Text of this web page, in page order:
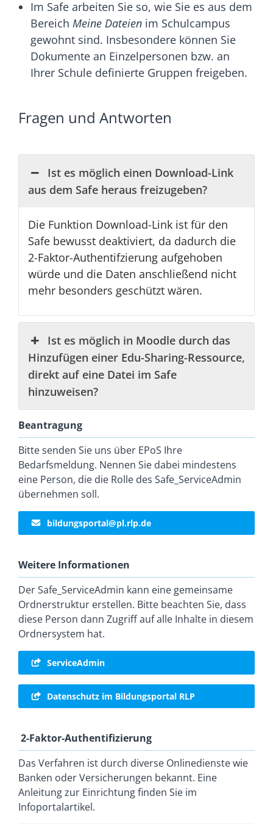
Im Safe arbeiten Sie so, wie Sie es aus dem
Bereich Meine Dateien im Schulcampus
gewohnt sind. Insbesondere können Sie
Dokumente an Einzelpersonen bzw. an
Ihrer Schule definierte Gruppen freigeben.
Fragen und Antworten
Ist es möglich einen Download-Link
aus dem Safe heraus freizugeben?
Die Funktion Download-Link ist für den
Safe bewusst deaktiviert, da dadurch die
2-Faktor-Authentifzierung aufgehoben
würde und die Daten anschließend nicht
mehr besonders geschützt wären.
Ist es möglich in Moodle durch das
Hinzufügen einer Edu-Sharing-Ressource,
direkt auf eine Datei im Safe
hinzuweisen?
Beantragung
Bitte senden Sie uns über EPoS Ihre
Bedarfsmeldung. Nennen Sie dabei mindestens
eine Person, die die Rolle des Safe_ServiceAdmin
übernehmen soll.
bildungsportal@pl.rlp.de
Weitere Informationen
Der Safe_ServiceAdmin kann eine gemeinsame
Ordnerstruktur erstellen. Bitte beachten Sie, dass
diese Person dann Zugriff auf alle Inhalte in diesem
Ordnersystem hat.
ServiceAdmin
Datenschutz im Bildungsportal RLP
2-Faktor-Authentifizierung
Das Verfahren ist durch diverse Onlinedienste wie
Banken oder Versicherungen bekannt. Eine
Anleitung zur Einrichtung finden Sie im
Infoportalartikel.